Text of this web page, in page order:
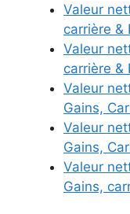
Valeur
carrière &
Valeur
carrière &
Valeur
Gains,
Valeur
Gains,
Valeur
Gains,